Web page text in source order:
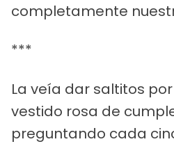
completamente
***
La veía dar saltitos
vestido rosa de
preguntando cada